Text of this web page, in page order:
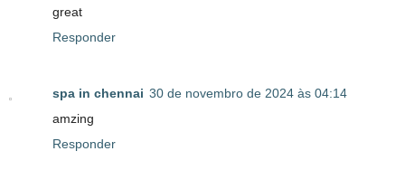
great
Responder
spa in chennai 30 de novembro de 2024 às 04:14
amzing
Responder